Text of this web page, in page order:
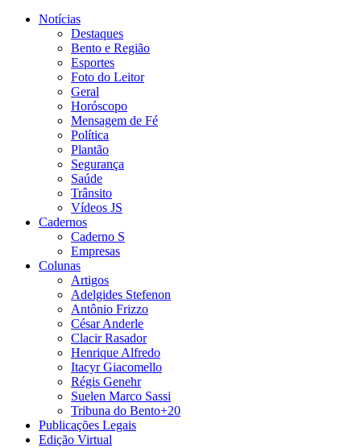
Notícias
Destaques
Bento e Região
Esportes
Foto do Leitor
Geral
Horóscopo
Mensagem de Fé
Política
Plantão
Segurança
Saúde
Trânsito
Vídeos JS
Cadernos
Caderno S
Empresas
Colunas
Artigos
Adelgides Stefenon
Antônio Frizzo
César Anderle
Clacir Rasador
Henrique Alfredo
Itacyr Giacomello
Régis Genehr
Suelen Marco Sassi
Tribuna do Bento+20
Publicações Legais
Edição Virtual